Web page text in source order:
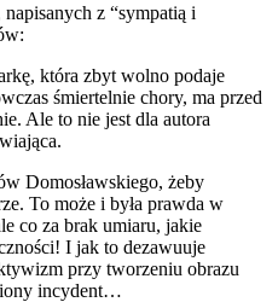
z “sympatią i
która zbyt wolno podaje
śmiertelnie chory, ma przed
Ale to nie jest dla autora
Domosławskiego, żeby
To może i była prawda w
co za brak umiaru, jakie
I jak to dezawuuje
przy tworzeniu obrazu
incydent…